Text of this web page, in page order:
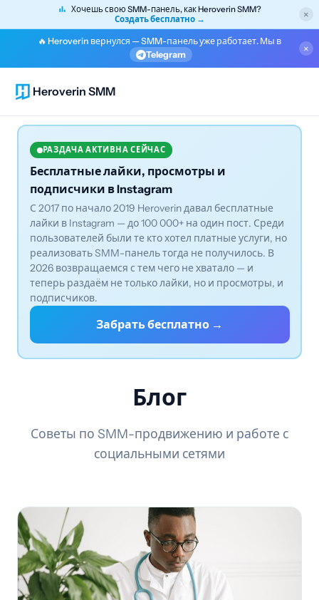
Хочешь свою SMM-панель, как Heroverin SMM?
Создать бесплатно →
×
🔥 Heroverin вернулся — SMM-панель уже работает. Мы в
Telegram
×
Heroverin SMM
РАЗДАЧА АКТИВНА СЕЙЧАС
Бесплатные лайки, просмотры и
подписчики в Instagram
С 2017 по начало 2019 Heroverin давал бесплатные
лайки в Instagram — до 100 000+ на один пост. Среди
пользователей были те кто хотел платные услуги, но
реализовать SMM-панель тогда не получилось. В
2026 возвращаемся с тем чего не хватало — и
теперь раздаём не только лайки, но и просмотры, и
подписчиков.
Забрать бесплатно →
Блог
Советы по SMM-продвижению и работе с
социальными сетями